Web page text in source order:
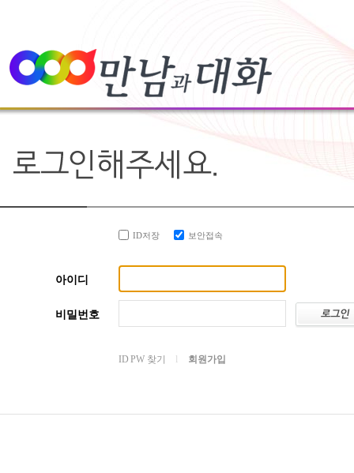
ID저장 보안접속
아이디
비밀번호
ID PW 찾기 회원가입